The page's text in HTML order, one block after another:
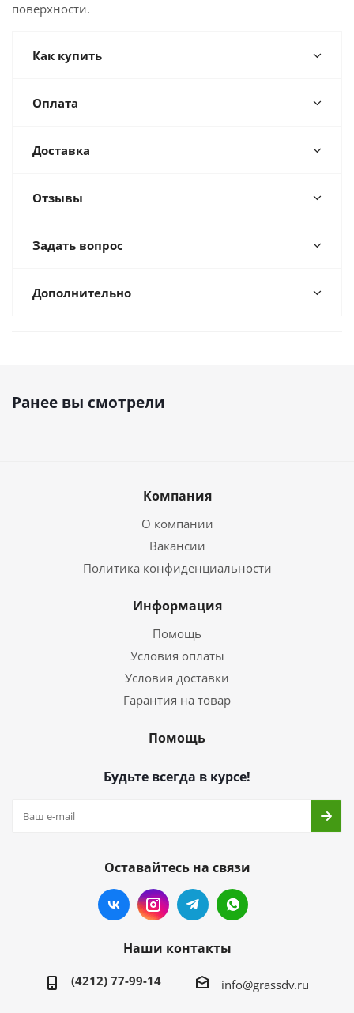
поверхности.
Как купить
Оплата
Доставка
Отзывы
Задать вопрос
Дополнительно
Ранее вы смотрели
Компания
О компании
Вакансии
Политика конфиденциальности
Информация
Помощь
Условия оплаты
Условия доставки
Гарантия на товар
Помощь
Будьте всегда в курсе!
Оставайтесь на связи
Наши контакты
(4212) 77-99-14 info@grassdv.ru